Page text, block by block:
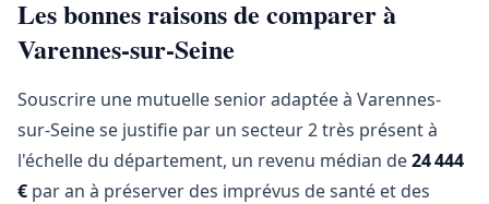
Les bonnes raisons de comparer à
Varennes-sur-Seine
Souscrire une mutuelle senior adaptée à Varennes-
sur-Seine se justifie par un secteur 2 très présent à
l'échelle du département, un revenu médian de24 444
€ par an à préserver des imprévus de santé et des